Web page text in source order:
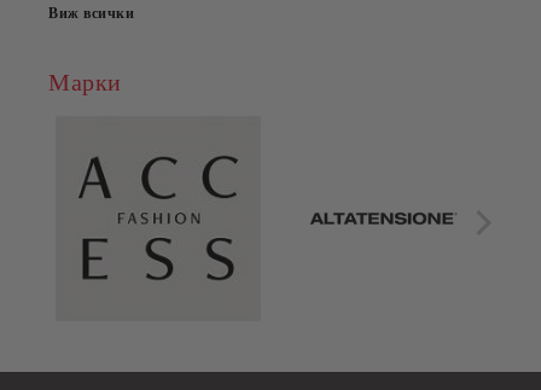
Виж всички
Марки